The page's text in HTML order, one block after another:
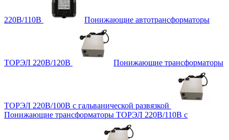
220В/110В Понижающие автотрансформаторы
ТОРЭЛ 220В/120В Понижающие трансформаторы
ТОРЭЛ 220В/100В с гальванической развязкой
Понижающие трансформаторы ТОРЭЛ 220В/110В с